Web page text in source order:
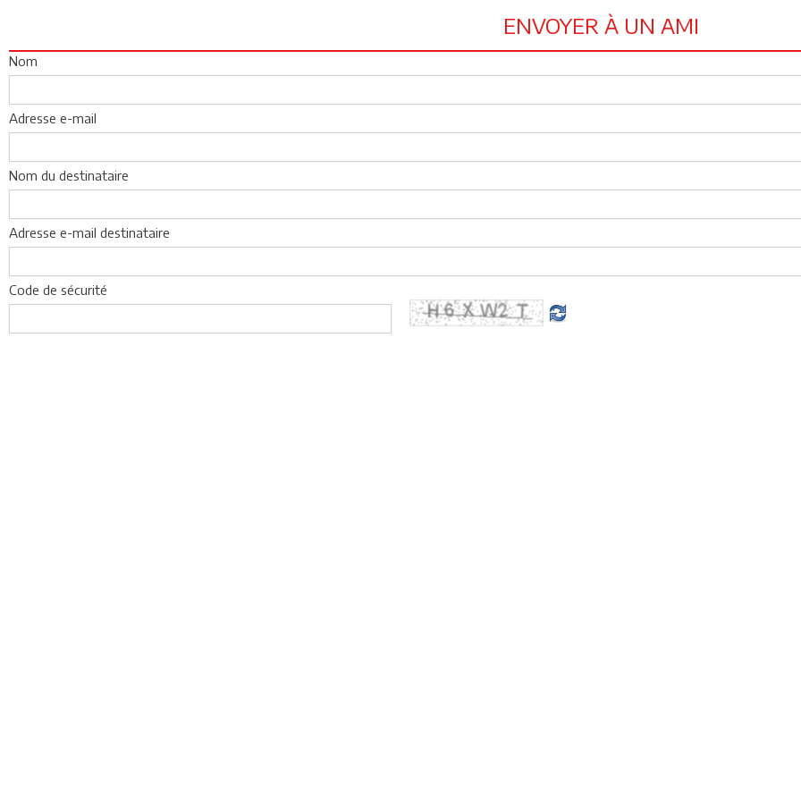
ENVOYER À UN AMI
Nom
Adresse e-mail
Nom du destinataire
Adresse e-mail destinataire
Code de sécurité